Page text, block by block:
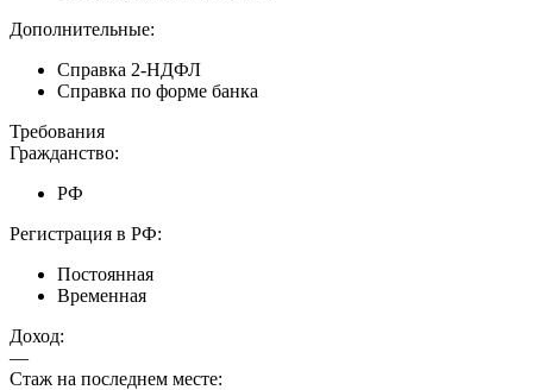
Дополнительные:
Справка 2-НДФЛ
Справка по форме банка
Требования
Гражданство:
РФ
Регистрация в РФ:
Постоянная
Временная
Доход:
—
Стаж на последнем месте: